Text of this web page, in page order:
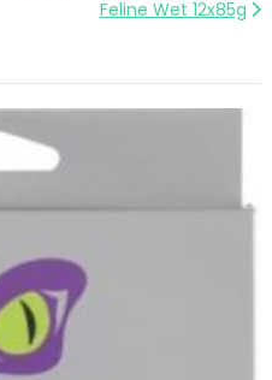
Feline Wet 12x85g